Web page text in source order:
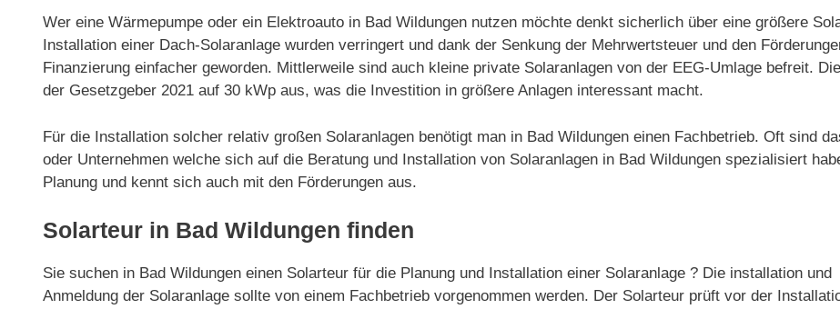
Wer eine Wärmepumpe oder ein Elektroauto in Bad Wildungen nutzen möchte denkt sicherlich über eine größere
Installation einer Dach-Solaranlage wurden verringert und dank der Senkung der Mehrwertsteuer und den
Finanzierung einfacher geworden. Mittlerweile sind auch kleine private Solaranlagen von der EEG-Umlage befreit.
der Gesetzgeber 2021 auf 30 kWp aus, was die Investition in größere Anlagen interessant macht.
Für die Installation solcher relativ großen Solaranlagen benötigt man in Bad Wildungen einen Fachbetrieb. Oft sind
oder Unternehmen welche sich auf die Beratung und Installation von Solaranlagen in Bad Wildungen spezialisiert
Planung und kennt sich auch mit den Förderungen aus.
Solarteur in Bad Wildungen finden
Sie suchen in Bad Wildungen einen Solarteur für die Planung und Installation einer Solaranlage ? Die installation und
Anmeldung der Solaranlage sollte von einem Fachbetrieb vorgenommen werden. Der Solarteur prüft vor der